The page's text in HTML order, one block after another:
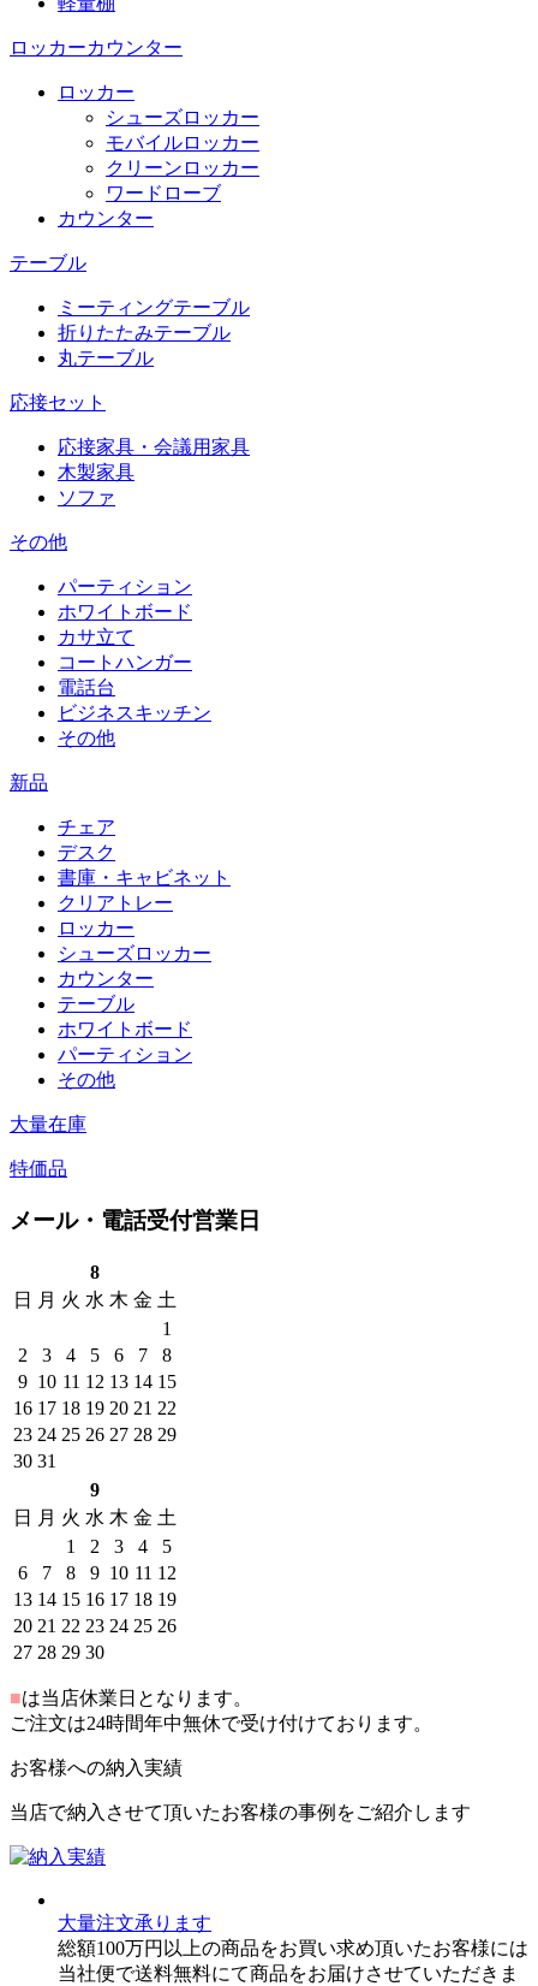
ロッカーカウンター
ロッカー
シューズロッカー
モバイルロッカー
クリーンロッカー
ワードローブ
カウンター
テーブル
ミーティングテーブル
折りたたみテーブル
丸テーブル
応接セット
応接家具・会議用家具
木製家具
ソファ
その他
パーティション
ホワイトボード
カサ立て
コートハンガー
電話台
ビジネスキッチン
その他
新品
チェア
デスク
書庫・キャビネット
クリアトレー
ロッカー
シューズロッカー
カウンター
テーブル
ホワイトボード
パーティション
その他
大量在庫
特価品
メール・電話受付営業日
8
日
月 火 水 木 金 土
1
2
3 4 5 6 7
8
9 10 11 12 13 14 15
16 17 18 19 20 21 22
23 24 25 26 27 28 29
30 31
9
日
月 火 水 木 金 土
1
2 3 4
5
6
7 8 9 10 11 12
13 14 15 16 17 18 19
20 21 22 23 24 25 26
27 28 29 30
■は当店休業日となります。
ご注文は24時間年中無休で受け付けております。
お客様への納入実績
当店で納入させて頂いたお客様の事例をご紹介します
大量注文承ります
総額100万円以上の商品をお買い求め頂いたお客様には
当社便で送料無料にて商品をお届けさせていただきま